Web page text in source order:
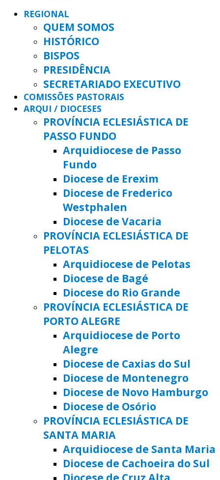
REGIONAL
QUEM SOMOS
HISTÓRICO
BISPOS
PRESIDÊNCIA
SECRETARIADO EXECUTIVO
COMISSÕES PASTORAIS
ARQUI / DIOCESES
PROVÍNCIA ECLESIÁSTICA DE
PASSO FUNDO
Arquidiocese de Passo
Fundo
Diocese de Erexim
Diocese de Frederico
Westphalen
Diocese de Vacaria
PROVÍNCIA ECLESIÁSTICA DE
PELOTAS
Arquidiocese de Pelotas
Diocese de Bagé
Diocese do Rio Grande
PROVÍNCIA ECLESIÁSTICA DE
PORTO ALEGRE
Arquidiocese de Porto
Alegre
Diocese de Caxias do Sul
Diocese de Montenegro
Diocese de Novo Hamburgo
Diocese de Osório
PROVÍNCIA ECLESIÁSTICA DE
SANTA MARIA
Arquidiocese de Santa Maria
Diocese de Cachoeira do Sul